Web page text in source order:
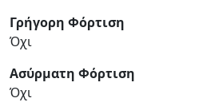
Γρήγορη Φόρτιση
Όχι
Ασύρματη Φόρτιση
Όχι